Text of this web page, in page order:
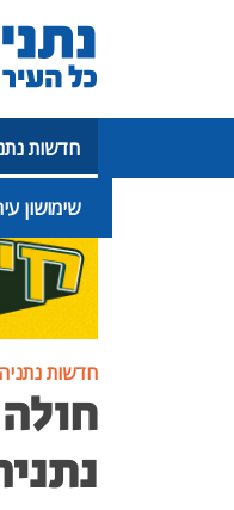
חדשות
שימושון
פרסומת
חדשות נתניה